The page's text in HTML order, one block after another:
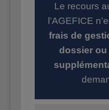
Le recours
l’AGEFICE
frais de
dossier